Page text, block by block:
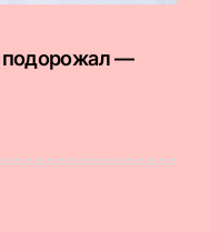
подорожал —